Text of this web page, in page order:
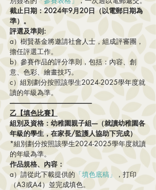
截止日期：2024年9月20日（以電郵日期為
準）。
評選及準則:
a）樹賢基金將邀請社會人士，組成評審團，
擔任評選工作。
b）參賽作品的評分準則，包括：內容、創
意、色彩、繪畫技巧。
c）組別劃分按照該學生2024-2025學年度就
讀的年級為準。
--------------------------------------------------------
乙【填色比賽】
組別及資格：幼稚園親子組----（就讀幼稚園各
年級的學生，在家長/監護人協助下完成）
*組別劃分按照該學生2024-2025學年度就讀
的年級為準。
作品規格、內容：
a）請從此下載提供的 「填色底稿」
，打印
（A3或A4）並完成填色。